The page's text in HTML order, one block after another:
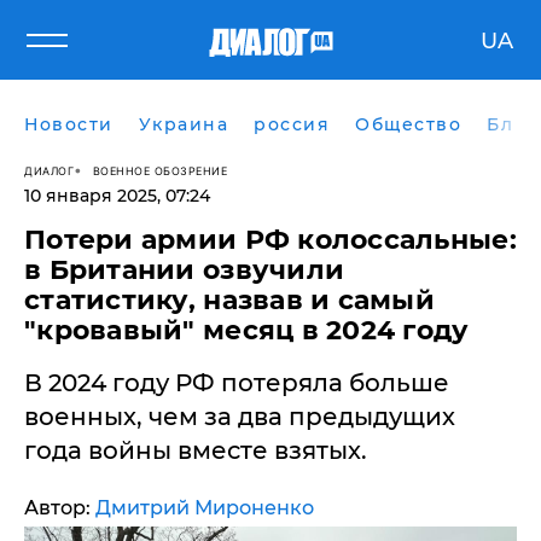
UA
Новости Украина россия Общество
ДИАЛОГ ВОЕННОЕ ОБОЗРЕНИЕ
10 января 2025, 07:24
​Потери армии РФ колоссальные:
в Британии озвучили
статистику, назвав и самый
"кровавый" месяц в 2024 году
В 2024 году РФ потеряла больше
военных, чем за два предыдущих
года войны вместе взятых.
Автор: Дмитрий Мироненко